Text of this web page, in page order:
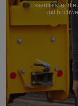
Essentials für
und